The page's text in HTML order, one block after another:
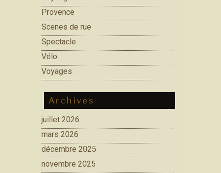
Provence
Scenes de rue
Spectacle
Vélo
Voyages
Archives
juillet 2026
mars 2026
décembre 2025
novembre 2025